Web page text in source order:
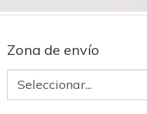
Zona de envío